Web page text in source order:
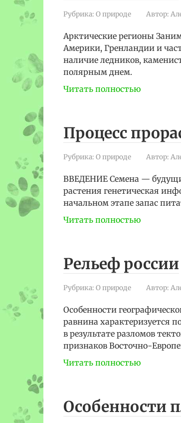
Рубрика: О природе Автор:
Арктические регионы
Америки, Гренландии и
наличие ледников,
полярным днем.
Читать полностью
Процесс
Рубрика: О природе Автор:
ВВЕДЕНИЕ Семена —
растения генетическая
начальном этапе запас
Читать полностью
Рельеф россии
Рубрика: О природе Автор:
Особенности
равнина характеризуется
в результате разломов
признаков Восточно-
Читать полностью
Особенности